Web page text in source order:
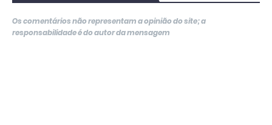
Os comentários não representam a opinião do site; a
responsabilidade é do autor da mensagem